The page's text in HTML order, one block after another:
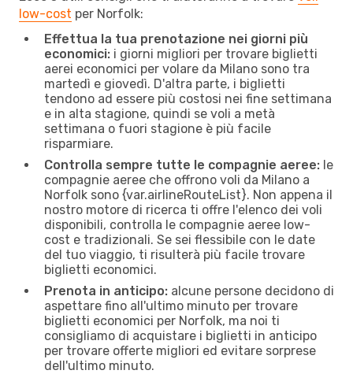
low-cost per Norfolk:
Effettua la tua prenotazione nei giorni più
economici: i giorni migliori per trovare biglietti
aerei economici per volare da Milano sono tra
martedì e giovedì. D'altra parte, i biglietti
tendono ad essere più costosi nei fine settimana
e in alta stagione, quindi se voli a metà
settimana o fuori stagione è più facile
risparmiare.
Controlla sempre tutte le compagnie aeree: le
compagnie aeree che offrono voli da Milano a
Norfolk sono {​var.airlineRouteList}. Non appena il
nostro motore di ricerca ti offre l'elenco dei voli
disponibili, controlla le compagnie aeree low-
cost e tradizionali. Se sei flessibile con le date
del tuo viaggio, ti risulterà più facile trovare
biglietti economici.
Prenota in anticipo: alcune persone decidono di
aspettare fino all'ultimo minuto per trovare
biglietti economici per Norfolk, ma noi ti
consigliamo di acquistare i biglietti in anticipo
per trovare offerte migliori ed evitare sorprese
dell'ultimo minuto.